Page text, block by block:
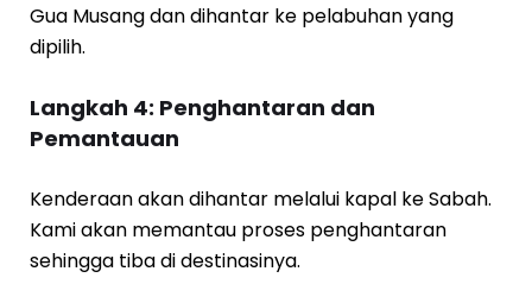
Gua Musang dan dihantar ke pelabuhan yang
dipilih.
Langkah 4: Penghantaran dan
Pemantauan
Kenderaan akan dihantar melalui kapal ke Sabah.
Kami akan memantau proses penghantaran
sehingga tiba di destinasinya.